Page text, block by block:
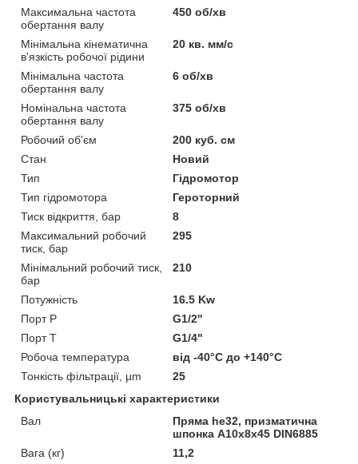
Максимальна частота
обертання валу
450 об/хв
Мінімальна кінематична
в'язкість робочої рідини
20 кв. мм/с
Мінімальна частота
обертання валу
6 об/хв
Номінальна частота
обертання валу
375 об/хв
Робочий об'єм
200 куб. см
Стан
Новий
Тип
Гідромотор
Тип гідромотора
Героторний
Тиск відкриття, бар
8
Максимальний робочий
тиск, бар
295
Мінімальний робочий тиск,
бар
210
Потужність
16.5 Kw
Порт P
G1/2''
Порт T
G1/4"
Робоча температура
від -40°С до +140°С
Тонкість фільтрації, µm
25
Користувальницькі характеристики
Вал
Пряма he32, призматична
шпонка A10x8x45 DIN6885
Вага (кг)
11,2